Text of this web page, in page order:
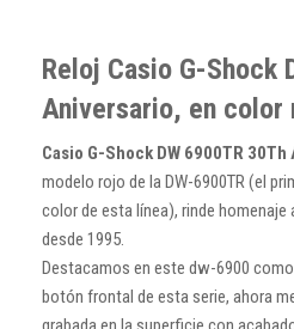
Reloj Casio G-Shock
Aniversario, en color
Casio G-Shock DW 6900TR
modelo rojo de la DW-6900TR (el
color de esta línea), rinde homenaje
desde 1995.
Destacamos en este dw-6900
botón frontal de esta serie, ahora